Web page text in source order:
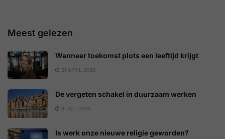
Meest gelezen
Wanneer toekomst plots een leeftijd krijgt
21 APRIL 2026
De vergeten schakel in duurzaam werken
9 JULI 2026
Is werk onze nieuwe religie geworden?